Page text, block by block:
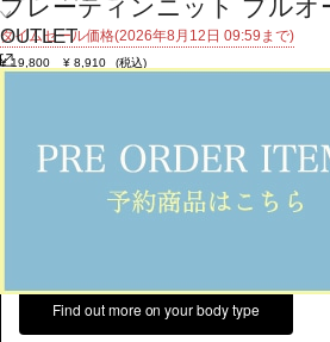
OUTLET
プレーティンニット プルオ
タイムセール価格(2026年8月12日 09:59まで)
¥ 19,800 ¥ 8,910
(税込)
返品について
カラー・サイズを選択する
Find out more on your body type